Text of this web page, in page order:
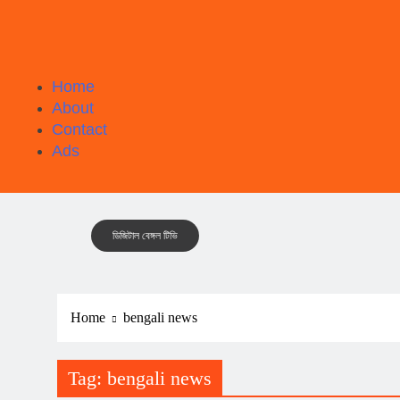
Home
About
Contact
Ads
ডিজিটাল বেঙ্গল টিভি
Home bengali news
Tag: bengali news